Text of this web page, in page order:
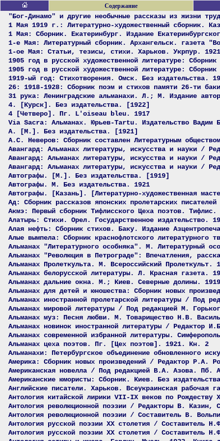
Содержание
"Бог-Динамо" и другие необычные рассказы из жизни
1 Мая 1919 г.: Литературно-художественный сборник.
1 Мая: Сборник. Екатеринбург. Издание
1-е Мая: Литературный сборник. Архангельск. газета
1-ое Мая: Статьи, тезисы, стихи. Харьков. Укрпур. 1921
1905 год в русской художественной литературе:
1905 год в русской художественной литературе:
1919-ый год: Стихотворения. Омск. Без издательства.
26: 1918-1928: Сборник поэм и стихов памяти 26-ти
31 рука: Ленинградские альманахи. Л.; М. Издание
4. [Курск]. Без издательства. [1922]
4 [Четверо]. Пг. L'oiseau bleu. 1917
Via Sacra: Альманах. Юрьев-Tartu. Издательство Вадим
А. [М.]. Без издательства. [1921]
А.С. Неверов: Сборник составлен Литературным
Авангард: Альманах литературы, искусства и науки /
Авангард: Альманах литературы, искусства и науки /
Авангард: Альманах литературы, искусства и науки /
Автографы. [М.]. Без издательства. [1919]
Автографы. М. Без издательства. 1921
Автографы. [Казань]. [Литературно-художественная
Ад: Сборник рассказов японских пролетарских
Акмэ: Первый сборник Тифлисского Цеха поэтов.
Алатырь: Стихи. Орел. Государственное издательство.
Алая нефть: Сборник стихов. Баку. Издание
Алые вымпела: Сборник краснофлотского литературного
Альманах "Литературного особняка". М. Литературный
Альманах "Революция в Петрограде": Впечатления,
Альманах Пролеткульта. М. Всероссийский Пролеткульт.
Альманах белорусской литературы. Л. Красная газета.
Альманах дальние окна. М.; Киев. Северные долины. 1919
Альманах для детей и юношества: Сборник новых
Альманах иностранной пролетарской литературы / Под
Альманах мировой литературы / Под редакцией М.
Альманах муз: Песня любви. М. Товарищество Н.В.
Альманах новинок иностранной литературы / Редактор
Альманах современной избранной литературы.
Альманах цеха поэтов. Пг. [Цех поэтов]. 1921. Кн. 2
Альманахи: Петербургское объединение обновленного
Америка: Сборник новых произведений / Редактор Р.А.
Американская новелла / Под редакцией В.А. Азова. Пб.
Американские юмористы: Сборник. Киев. Без
Английские писатели. Харьков. Всеукраинская рабочая
Антология китайской лирики VII-IX веков по
Антология революционной поэзии / Редакторы В.
Антология революционной поэзии / Составитель В.
Антология русской поэзии ХХ столетия / Составитель
Антология русской поэзии ХХ столетия /